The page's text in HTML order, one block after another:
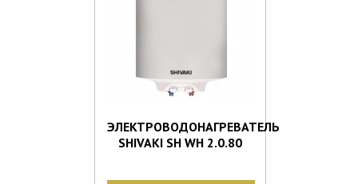
ЭЛЕКТРОВОДОНАГРЕВАТЕЛЬ
SHIVAKI SH WH 2.0.80